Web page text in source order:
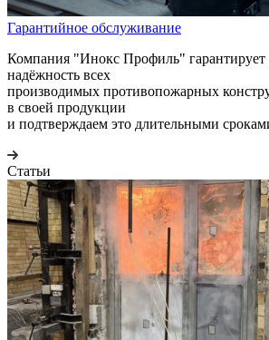
Гарантийное обслуживание
Компания "Инокс Профиль" гарантирует
надёжность всех
производимых противопожарных
в своей продукции
и подтверждаем это длительными
Статьи